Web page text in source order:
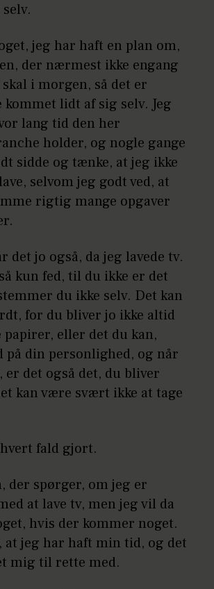
jeg har haft en plan om,
der nærmest ikke engang
i morgen, så det er
lidt af sig selv. Jeg
lang tid den her
holder, og nogle gange
sidde og tænke, at jeg ikke
selvom jeg godt ved, at
rigtig mange opgaver
det jo også, da jeg lavede tv.
kun fed, til du ikke er det
du ikke selv. Det kan
for du bliver jo ikke altid
papirer, eller det du kan,
på din personlighed, og når
er det også det, du bliver
kan være svært ikke at tage
fald gjort.
der spørger, om jeg er
at lave tv, men jeg vil da
hvis der kommer noget.
at jeg har haft min tid, og det
mig til rette med.